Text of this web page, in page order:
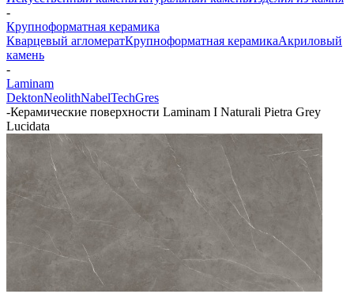
-
Крупноформатная керамика
Кварцевый агломератКрупноформатная керамикаАкриловый
камень
-
Laminam
DektonNeolithNabelTechGres
-Керамические поверхности Laminam I Naturali Pietra Grey
Lucidata